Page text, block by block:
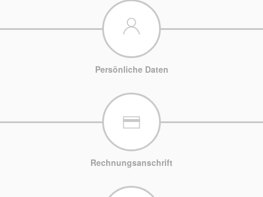
Persönliche Daten
Rechnungsanschrift